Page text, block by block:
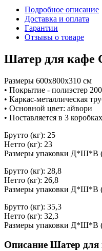
Подробное описание
Доставка и оплата
Гарантии
Отзывы о товаре
Шатер для кафе
Размеры 600х800х310 см
• Покрытие - полиэстер
• Каркас-металлическая
• Основной цвет: айвори
• Поставляется в 3
Брутто (кг): 25
Нетто (кг): 23
Размеры упаковки Д*Ш*В
Брутто (кг): 28,8
Нетто (кг): 26,8
Размеры упаковки Д*Ш*В
Брутто (кг): 35,3
Нетто (кг): 32,3
Размеры упаковки Д*Ш*В
Описание Шатер для